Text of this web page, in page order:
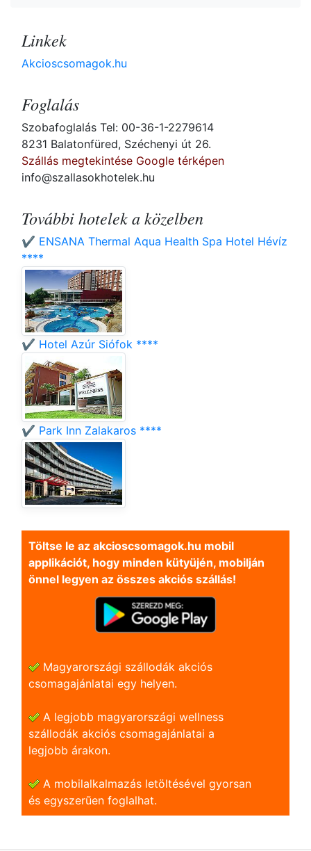
Linkek
Akcioscsomagok.hu
Foglalás
Szobafoglalás Tel: 00-36-1-2279614
8231 Balatonfüred, Széchenyi út 26.
Szállás megtekintése Google térképen
info@szallasokhotelek.hu
További hotelek a közelben
✔️ ENSANA Thermal Aqua Health Spa Hotel Hévíz
****
✔️ Hotel Azúr Siófok ****
✔️ Park Inn Zalakaros ****
Töltse le az akcioscsomagok.hu mobil
applikációt, hogy minden kütyüjén, mobilján
önnel legyen az összes akciós szállás!
Magyarországi szállodák akciós
csomagajánlatai egy helyen.
A legjobb magyarországi wellness
szállodák akciós csomagajánlatai a
legjobb árakon.
A mobilalkalmazás letöltésével gyorsan
és egyszerũen foglalhat.